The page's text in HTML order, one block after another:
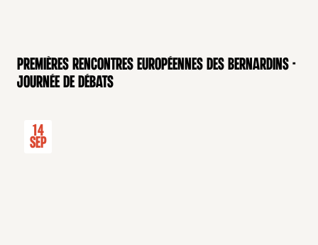
Premières rencontres européennes des Bernardins -
Journée de débats
14
Sep